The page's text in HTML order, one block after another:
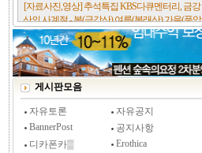
[서울포스트논단] 담배에 관한 추억, 연도별 우리
나라 금연정책 및 금연구역 확대 추이, 정부가 아
무리 더 해롭다고 사기를 쳐대도 피워 본 사람은
다 안다, 전자담배시장은 10년새 폭발적 증가세..
[시사저널 인터뷰] 윤방부 연세대 의대 명예교수,
"골초에게 전자담배를 허하라"
게시판모음
자유토론
자유공지
BannerPost
공지사항
디카폰카▒
Erothica